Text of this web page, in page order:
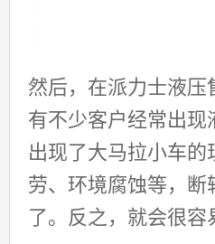
然后，在派力士液
有不少客户经常出
出现了大马拉小车
劳、环境腐蚀等，
了。反之，就会很容